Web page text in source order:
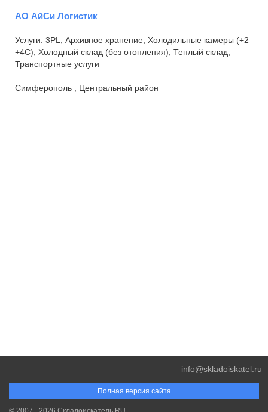
АО АйСи Логистик
Услуги: 3PL, Архивное хранение, Холодильные камеры (+2
+4С), Холодный склад (без отопления), Теплый склад,
Транспортные услуги
Симферополь , Центральный район
Полная версия сайта
info@skladoiskatel.ru